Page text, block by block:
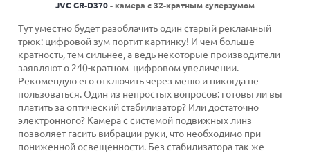
JVC GR-D370 - камера с 32-кратным суперзумом
Тут уместно будет разоблачить один старый рекламный
трюк: цифровой зум портит картинку! И чем больше
кратность, тем сильнее, а ведь некоторые производители
заявляют о 240-кратном цифровом увеличении.
Рекомендую его отключить через меню и никогда не
пользоваться. Один из непростых вопросов: готовы ли вы
платить за оптический стабилизатор? Или достаточно
электронного? Камера с системой подвижных линз
позволяет гасить вибрации руки, что необходимо при
пониженной освещенности. Без стабилизатора так же